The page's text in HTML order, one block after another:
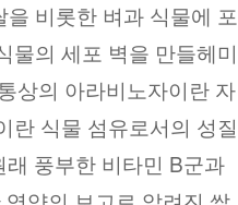
비롯한 벼과 식물에 포
물의 세포 벽을 만들헤미
상의 아라비노자이란 자
란 식물 섬유로서의 성질
풍부한 비타민 B군과